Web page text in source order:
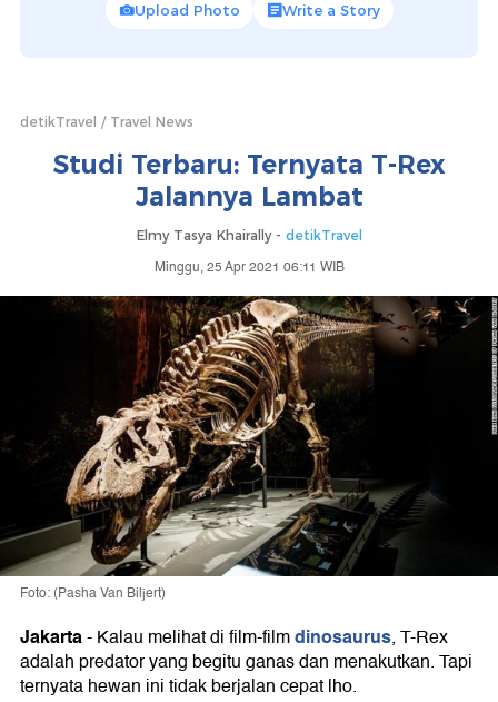
Upload Photo Write a Story
detikTravel Travel News
Studi Terbaru: Ternyata T-Rex
Jalannya Lambat
Elmy Tasya Khairally - detikTravel
Minggu, 25 Apr 2021 06:11 WIB
Foto: (Pasha Van Biljert)
Jakarta-Kalau melihat di film-filmdinosaurus, T-Rex
adalah predator yang begitu ganas dan menakutkan. Tapi
ternyata hewan ini tidak berjalan cepat lho.